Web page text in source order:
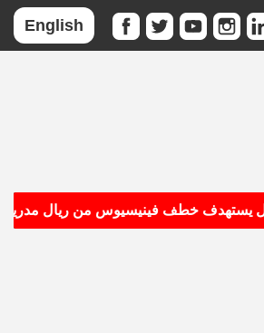
English
خطف فينيسيوس من ريال مدريد